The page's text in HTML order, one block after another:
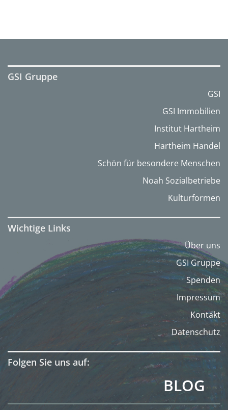
GSI Gruppe
GSI
GSI Immobilien
Institut Hartheim
Hartheim Handel
Schön für besondere Menschen
Noah Sozialbetriebe
Kulturformen
Wichtige Links
Über uns
GSI Gruppe
Spenden
Impressum
Kontakt
Datenschutz
Folgen Sie uns auf:
BLOG